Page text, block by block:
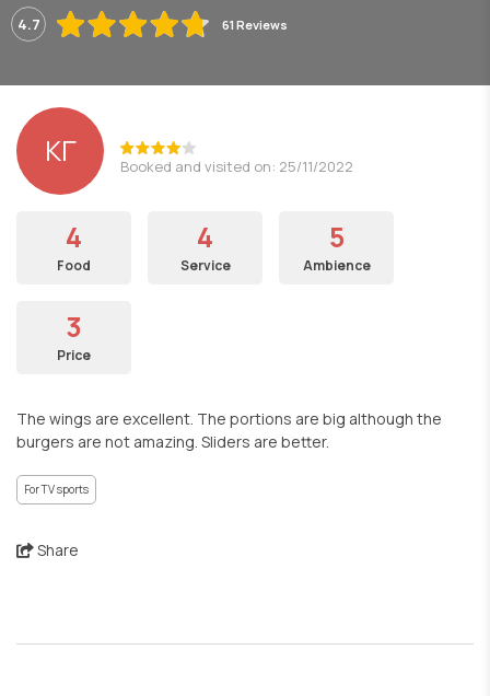
4.7 61 Reviews
ΚΓ Booked and visited on: 25/11/2022
4
Food
4
Service
5
Ambience
3
Price
The wings are excellent. The portions are big although the
burgers are not amazing. Sliders are better.
For TV sports
Share